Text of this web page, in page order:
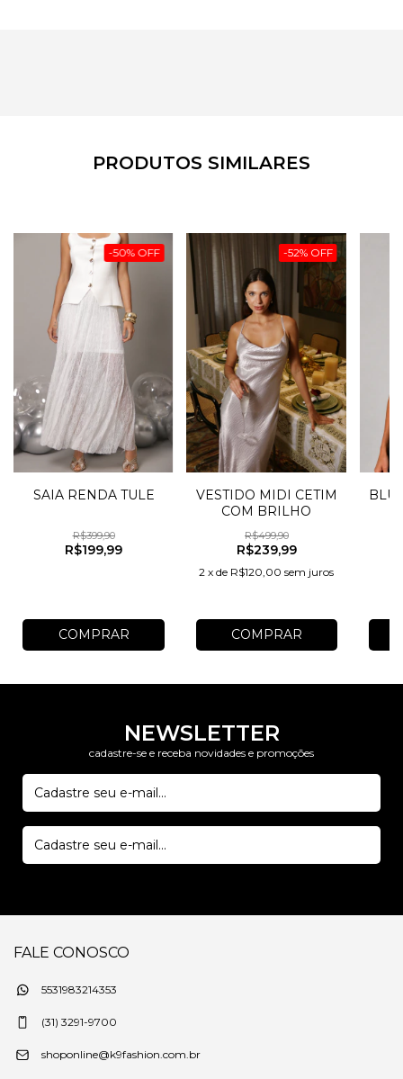
PRODUTOS SIMILARES
-50% OFF
SAIA RENDA TULE
R$399,90
R$199,99
COMPRAR
-52% OFF
VESTIDO MIDI CETIM
COM BRILHO
R$499,90
R$239,99
2 xde R$120,00 sem juros
COMPRAR
NEWSLETTER
cadastre-se e receba novidades e promoções
FALE CONOSCO
5531983214353
(31) 3291-9700
shoponline@k9fashion.com.br